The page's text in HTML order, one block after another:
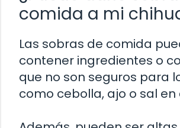
comida a mi
Las sobras de comida
contener ingredientes o
que no son seguros para
como cebolla, ajo o sal en